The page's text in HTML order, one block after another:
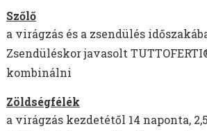
Szőlő
a virágzás és a zsendülés
Zsendüléskor javasolt
kombinálni
Zöldségfélék
a virágzás kezdetétől 14 naponta,